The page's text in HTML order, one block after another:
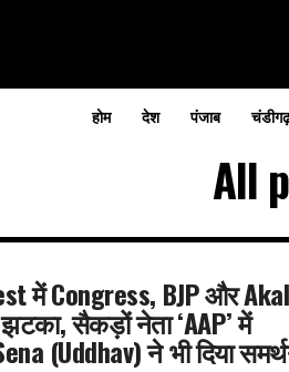
होम देश पंजाब
All
में Congress, BJP और
सैकड़ों नेता ‘AAP’ में
(Uddhav) ने भी दिया